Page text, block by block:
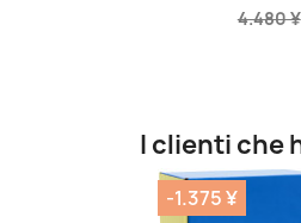
4.480 ¥
I clienti che
-1.375 ¥